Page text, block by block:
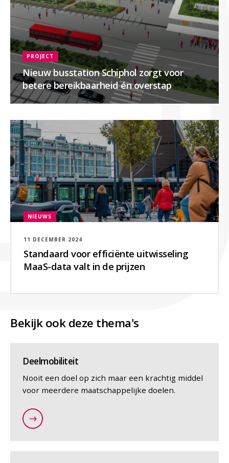
Nieuw busstation Schiphol zorgt voor
betere bereikbaarheid én overstap
PROJECT
Standaard voor efficiënte uitwisseling
MaaS-data valt in de prijzen
11 DECEMBER 2024
NIEUWS
Bekijk ook deze thema's
Deelmobiliteit
Nooit een doel op zich maar een krachtig middel
voor meerdere maatschappelijke doelen.
/nl/themas/deelmobiliteit